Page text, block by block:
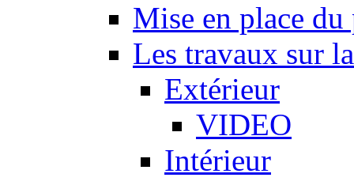
Mise en place
Les travaux sur
Extérieur
VIDEO
Intérieur